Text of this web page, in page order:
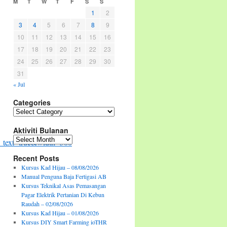
1
2
3
4 5 6 7 8
9
10
11 12 13 14 15
16
17
18 19 20 21 22
23
24
25 26 27 28 29
30
31
« Jul
Categories
Categories
Aktiviti Bulanan
Aktiviti
Bulanan
Recent Posts
Kursus Kad Hijau – 08/08/2026
Manual Penguna Baja Fertigasi AB
Kursus Teknikal Asas Pemasangan
Pagar Elektrik Pertanian Di Kebun
Raudah – 02/08/2026
Kursus Kad Hijau – 01/08/2026
Kursus DIY Smart Farming ioTHR